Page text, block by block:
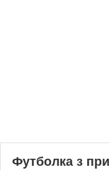
Футболка з